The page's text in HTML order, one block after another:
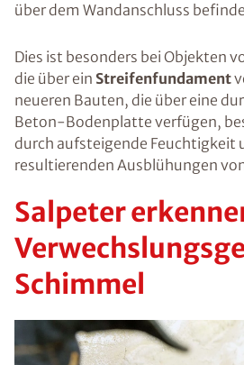
über dem Wandanschluss
Dies ist besonders bei Objekten
die über ein Streifenfundament
neueren Bauten, die über eine
Beton-Bodenplatte verfügen,
durch aufsteigende Feuchtigkeit
resultierenden Ausblühungen
Salpeter
Schimmel